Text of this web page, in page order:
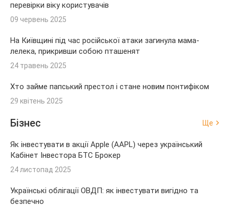
перевірки віку користувачів
09 червень 2025
На Київщині під час російської атаки загинула мама-
лелека, прикривши собою пташенят
24 травень 2025
Хто займе папський престол і стане новим понтифіком
29 квітень 2025
Бізнес Ще
Як інвестувати в акції Apple (AAPL) через український
Кабінет Інвестора БТС Брокер
24 листопад 2025
Українські облігації ОВДП: як інвестувати вигідно та
безпечно